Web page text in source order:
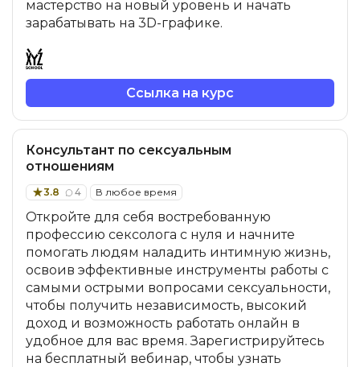
мастерство на новый уровень и начать
зарабатывать на 3D-графике.
Ссылка на курс
Консультант по сексуальным
отношениям
3.8 4 В любое время
Откройте для себя востребованную
профессию сексолога с нуля и начните
помогать людям наладить интимную жизнь,
освоив эффективные инструменты работы с
самыми острыми вопросами сексуальности,
чтобы получить независимость, высокий
доход и возможность работать онлайн в
удобное для вас время. Зарегистрируйтесь
на бесплатный вебинар, чтобы узнать
ДПО
Детям
Акции и промокоды